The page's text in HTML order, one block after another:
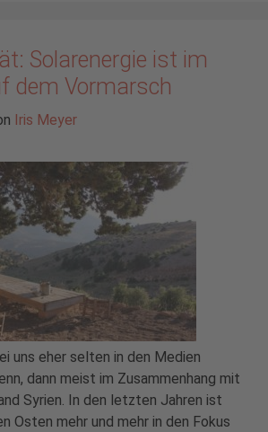
Solarenergie ist im
dem Vormarsch
Iris Meyer
uns eher selten in den Medien
dann meist im Zusammenhang mit
Syrien. In den letzten Jahren ist
Osten mehr und mehr in den Fokus